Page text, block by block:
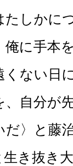
たしかに
俺に手本
くない日
自分が
〉と藤
き抜き